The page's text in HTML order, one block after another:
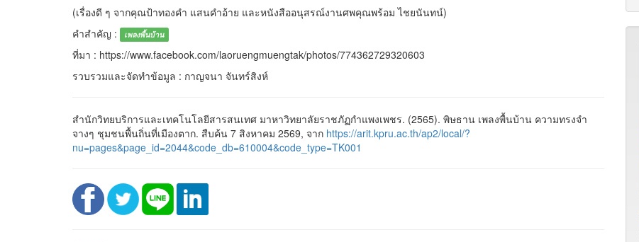
(เรื่องดี ๆ จากคุณป้าทองคำ แสนคำอ้าย และหนังสืออนุสรณ์งานศพคุณพร้อม ไชยนันทน์)
คำสำคัญ :
เพลงพื้นบ้าน
ที่มา : https://www.facebook.com/laoruengmuengtak/photos/774362729320603
รวบรวมและจัดทำข้อมูล : กาญจนา จันทร์สิงห์
สำนักวิทยบริการและเทคโนโลยีสารสนเทศ มาหาวิทยาลัยราชภัฏกำแพงเพชร. (2565). พิษธาน เพลงพื้นบ้าน ความทรงจำ
จางๆ ชุมชนพื้นถิ่นที่เมืองตาก. สืบค้น 7 สิงหาคม 2569, จาก https://arit.kpru.ac.th/ap2/local/?
nu=pages&page_id=2044&code_db=610004&code_type=TK001